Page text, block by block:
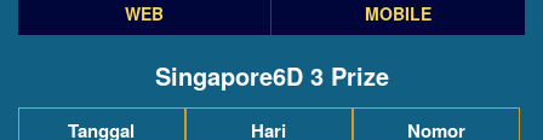
WEB
MOBILE
Singapore6D 3 Prize
Tanggal Hari Nomor